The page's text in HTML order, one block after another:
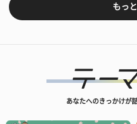
もっ
あなたへのきっかけが